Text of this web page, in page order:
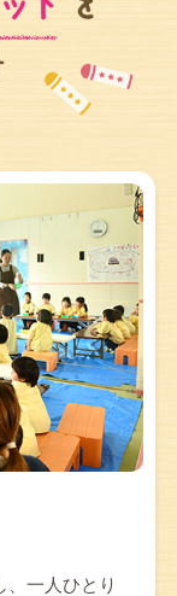
、一人ひとり